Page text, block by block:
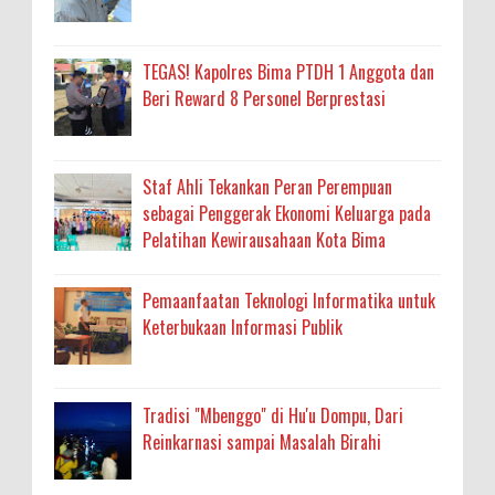
TEGAS! Kapolres Bima PTDH 1 Anggota dan
Beri Reward 8 Personel Berprestasi
Staf Ahli Tekankan Peran Perempuan
sebagai Penggerak Ekonomi Keluarga pada
Pelatihan Kewirausahaan Kota Bima
Pemaanfaatan Teknologi Informatika untuk
Keterbukaan Informasi Publik
Tradisi "Mbenggo" di Hu'u Dompu, Dari
Reinkarnasi sampai Masalah Birahi